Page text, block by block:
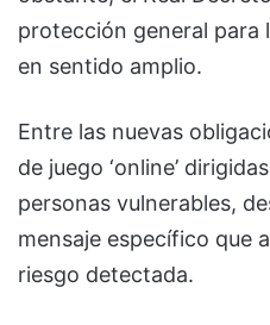
protección general para
en sentido amplio.
Entre las nuevas
de juego ‘online’
personas vulnerables,
mensaje específico que
riesgo detectada.